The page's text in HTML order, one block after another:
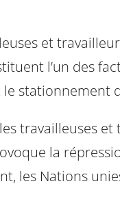
et
l’un des
stationnement
travailleuses
la
les Nations